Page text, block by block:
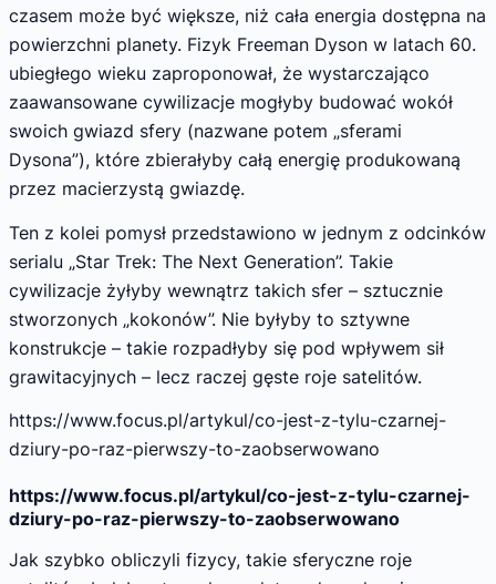
czasem może być większe, niż cała energia dostępna na
powierzchni planety. Fizyk Freeman Dyson w latach 60.
ubiegłego wieku zaproponował, że wystarczająco
zaawansowane cywilizacje mogłyby budować wokół
swoich gwiazd sfery (nazwane potem „sferami
Dysona”), które zbierałyby całą energię produkowaną
przez macierzystą gwiazdę.
Ten z kolei pomysł przedstawiono w jednym z odcinków
serialu „Star Trek: The Next Generation”. Takie
cywilizacje żyłyby wewnątrz takich sfer – sztucznie
stworzonych „kokonów”. Nie byłyby to sztywne
konstrukcje – takie rozpadłyby się pod wpływem sił
grawitacyjnych – lecz raczej gęste roje satelitów.
https://www.focus.pl/artykul/co-jest-z-tylu-czarnej-
dziury-po-raz-pierwszy-to-zaobserwowano
https://www.focus.pl/artykul/co-jest-z-tylu-czarnej-
dziury-po-raz-pierwszy-to-zaobserwowano
Jak szybko obliczyli fizycy, takie sferyczne roje